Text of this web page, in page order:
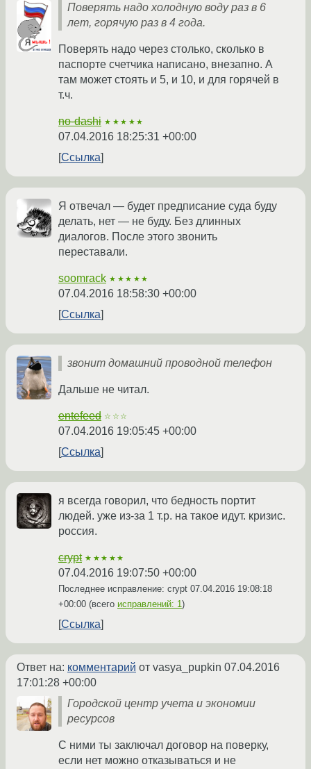
Поверять надо холодную воду раз в 6
лет, горячую раз в 4 года.
Поверять надо через столько, сколько в
паспорте счетчика написано, внезапно. А
там может стоять и 5, и 10, и для горячей в
т.ч.
no-dashi ★★★★★
07.04.2016 18:25:31 +00:00
Ссылка
Я отвечал — будет предписание суда буду
делать, нет — не буду. Без длинных
диалогов. После этого звонить
переставали.
soomrack ★★★★★
07.04.2016 18:58:30 +00:00
Ссылка
звонит домашний проводной телефон
Дальше не читал.
entefeed ☆☆☆
07.04.2016 19:05:45 +00:00
Ссылка
я всегда говорил, что бедность портит
людей. уже из-за 1 т.р. на такое идут. кризис.
россия.
crypt ★★★★★
07.04.2016 19:07:50 +00:00
Последнее исправление: crypt 07.04.2016 19:08:18
+00:00 (всего исправлений: 1)
Ссылка
Ответ на: комментарий от vasya_pupkin 07.04.2016
17:01:28 +00:00
Городской центр учета и экономии
ресурсов
С ними ты заключал договор на поверку,
если нет можно отказываться и не